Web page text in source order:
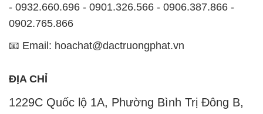
- 0932.660.696 - 0901.326.566 - 0906.387.866 -
0902.765.866
📧 Email: hoachat@dactruongphat.vn
ĐỊA CHỈ
1229C Quốc lộ 1A, Phường Bình Trị Đông B,